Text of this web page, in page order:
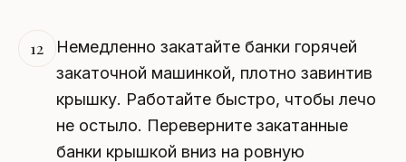
12
Немедленно закатайте банки горячей
закаточной машинкой, плотно завинтив
крышку. Работайте быстро, чтобы лечо
не остыло. Переверните закатанные
банки крышкой вниз на ровную